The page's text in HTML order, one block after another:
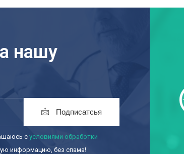
нашу
Подписатсья
с условиями обработки
информацию, без спама!